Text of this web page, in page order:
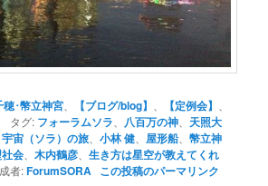
･幣立神宮 【ブログ/blog】 【定例会】
タグ: フォーラムソラ 八百万の神
天照大
宇宙（ソラ）の旅 、小林 健 屋形船、幣立神
会 、木内鶴彦 、生き方は星空が教えてくれ
者:ForumSORA この投稿のパーマリンク